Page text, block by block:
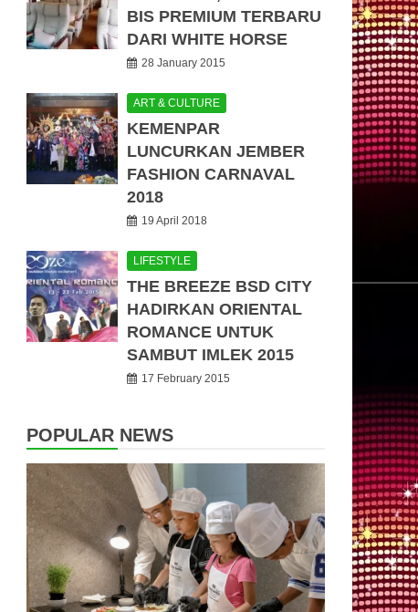
BIS PREMIUM TERBARU
DARI WHITE HORSE
28 January 2015
ART & CULTURE
KEMENPAR
LUNCURKAN JEMBER
FASHION CARNAVAL
2018
19 April 2018
LIFESTYLE
THE BREEZE BSD CITY
HADIRKAN ORIENTAL
ROMANCE UNTUK
SAMBUT IMLEK 2015
17 February 2015
POPULAR NEWS